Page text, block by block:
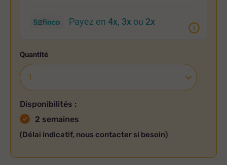
Payez en 4x, 3x ou 2x
Quantité
Disponibilités :
2 semaines
(Délai indicatif, nous contacter si besoin)